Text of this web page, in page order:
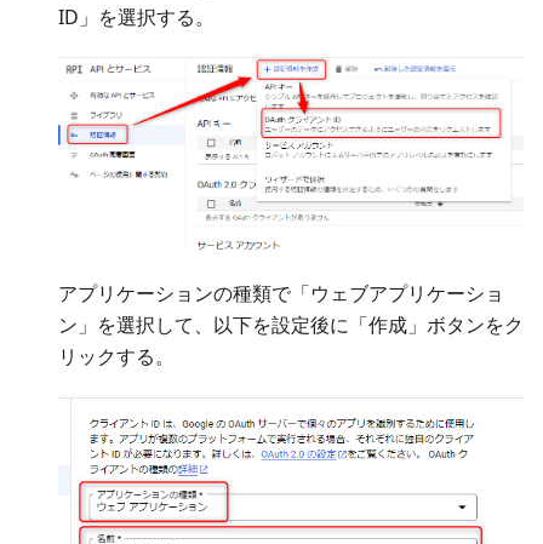
ID」を選択する。
アプリケーションの種類で「ウェブアプリケーショ
ン」を選択して、以下を設定後に「作成」ボタンをク
リックする。